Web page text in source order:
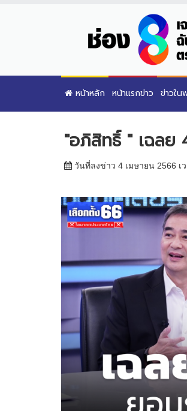
หน้าหลัก หน้าแรกข่าว ข่าวใน
"อภิสิทธิ์ " เฉลย
วันที่ลงข่าว 4 เมษายน 2566 เ